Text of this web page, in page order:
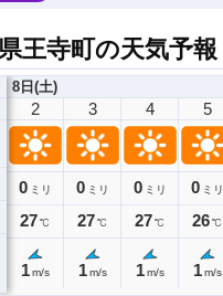
王寺町の天気予報
8日(土)
2
0 ミリ
27℃
1 m/s
3
0 ミリ
27℃
1 m/s
4
0 ミリ
27℃
1 m/s
5
0 ミリ
26℃
1 m/s